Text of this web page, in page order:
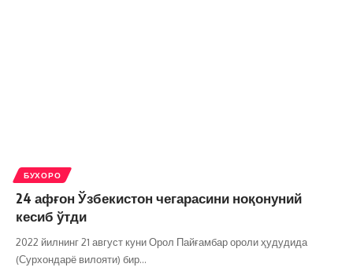
БУХОРО
24 афғон Ўзбекистон чегарасини ноқонуний
кесиб ўтди
2022 йилнинг 21 август куни Орол Пайғамбар ороли ҳудудида
(Сурхондарё вилояти) бир…